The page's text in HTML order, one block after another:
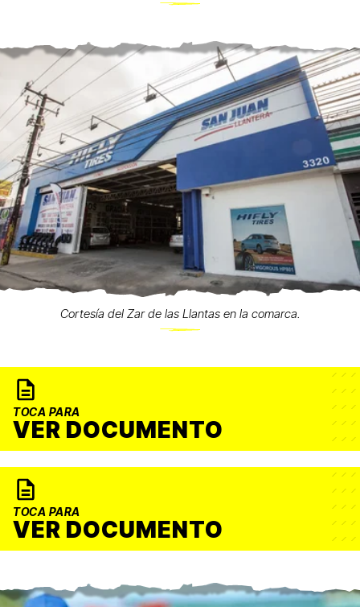
Cortesía del Zar de las Llantas en la comarca.
TOCA PARA
VER DOCUMENTO
TOCA PARA
VER DOCUMENTO